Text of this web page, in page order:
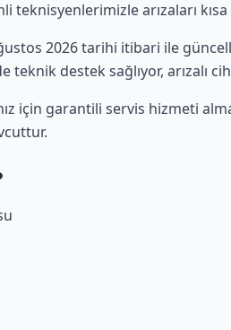
arızaları
2026 tarihi itibari ile
teknik destek sağlıyor,
için garantili servis hizmeti